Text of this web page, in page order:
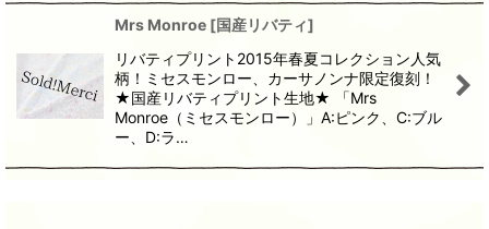
Mrs Monroe [国産リバティ]
リバティプリント2015年春夏コレクション人気
柄！ミセスモンロー、カーサノンナ限定復刻！
★国産リバティプリント生地★ 「Mrs
Monroe（ミセスモンロー）」A:ピンク、C:ブル
ー、D:ラ…